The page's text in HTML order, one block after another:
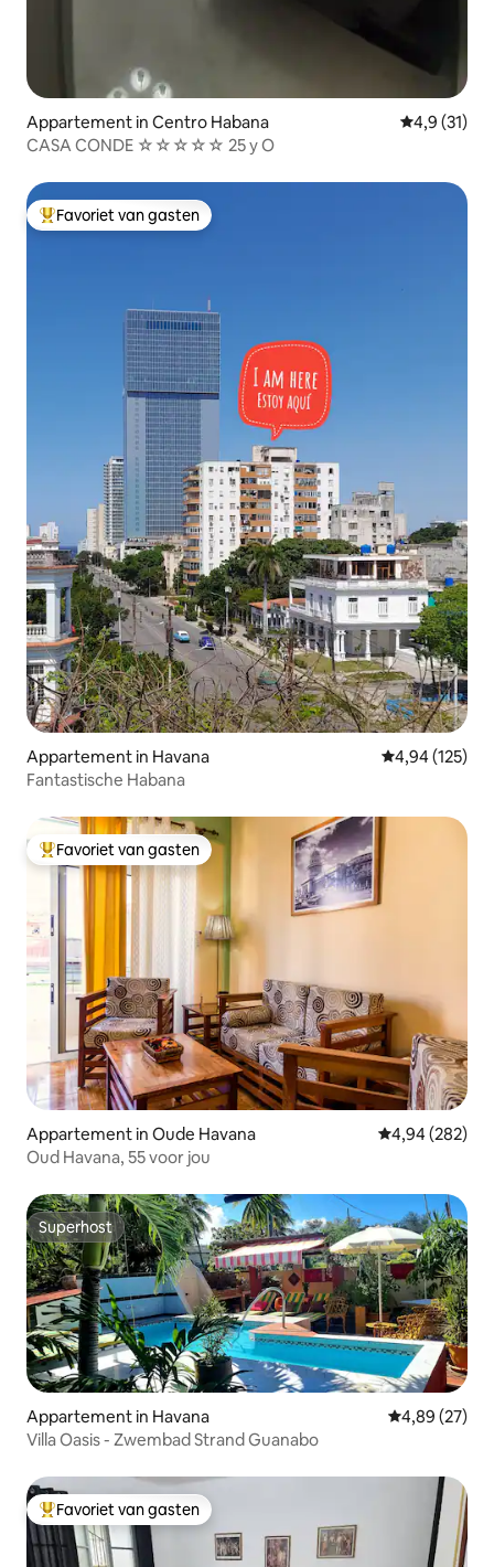
Appartement in Centro Habana
4,9 (31)
CASA CONDE ☆☆☆☆☆ 25 y O
Topfavoriet van gasten
Favoriet van gasten
Appartement in Havana Gemiddelde
4,94 (125)
Fantastische Habana
Topfavoriet van gasten
Favoriet van gasten
Appartement in Oude Havana Gemiddelde
4,94 (282)
Oud Havana, 55 voor jou
Superhost
Superhost
Appartement in Havana Gemiddelde
4,89 (27)
Villa Oasis - Zwembad Strand Guanabo
Topfavoriet van gasten
Favoriet van gasten